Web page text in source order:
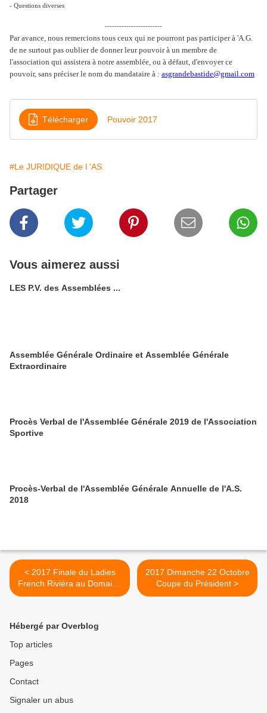
- Questions diverses
------------------------
Par avance, nous remercions tous ceux qui ne pourront pas participer à 'A.G.
de ne surtout pas oublier de donner leur pouvoir à un membre de
l'association qui assistera à notre assemblée, ou à défaut, d'envoyer ce
pouvoir, sans préciser le nom du mandataire à : asgrandebastide@gmail.com
Télécharger Pouvoir 2017
#Le JURIDIQUE de l 'AS
Partager
Vous aimerez aussi
LES P.V. des Assemblées ...
Assemblée Générale Ordinaire et Assemblée Générale
Extraordinaire
Procès Verbal de l'Assemblée Générale 2019 de l'Association
Sportive
Procès-Verbal de l'Assemblée Générale Annuelle de l'A.S.
2018
< 2017 Finale du Ladies
French Riviéra au Domaine
de Barbossi
2017 Dimanche 22 Octobre
Coupe du Président >
Hébergé par Overblog
Top articles
Pages
Contact
Signaler un abus